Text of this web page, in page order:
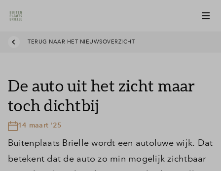
TERUG NAAR HET NIEUWSOVERZICHT
De auto uit het zicht maar
toch dichtbij
14 maart '25
Buitenplaats Brielle wordt een autoluwe wijk. Dat
betekent dat de auto zo min mogelijk zichtbaar